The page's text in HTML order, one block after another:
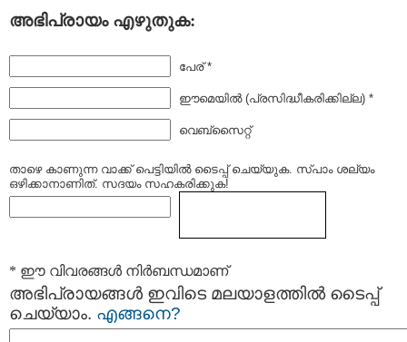
അഭിപ്രായം എഴുതുക:
പേര് *
ഈമെയില്‍ (പ്രസിദ്ധീകരിക്കില്ല) *
വെബ്സൈറ്റ്
താഴെ കാണുന്ന വാക്ക് പെട്ടിയില്‍ ടൈപ്പ്‌ ചെയ്യുക. സ്പാം ശല്യം
ഒഴിക്കാനാണിത്. സദയം സഹകരിക്കുക!
* ഈ വിവരങ്ങള്‍ നിര്‍ബന്ധമാണ്
അഭിപ്രായങ്ങള്‍ ഇവിടെ മലയാളത്തില്‍ ടൈപ്പ്
ചെയ്യാം. എങ്ങനെ?